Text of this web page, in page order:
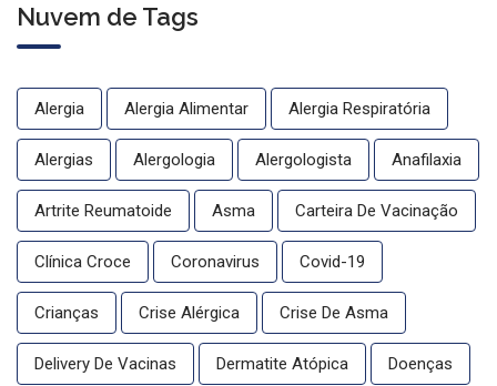
Nuvem de Tags
Alergia Alergia Alimentar Alergia Respiratória
Alergias Alergologia Alergologista Anafilaxia
Artrite Reumatoide Asma Carteira De Vacinação
Clínica Croce Coronavirus Covid-19
Crianças Crise Alérgica Crise De Asma
Delivery De Vacinas Dermatite Atópica Doenças